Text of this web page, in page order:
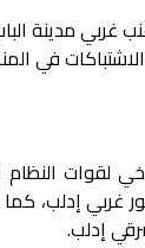
غربي مدينة
في
لقوات
إدلب، كما
إدلب.